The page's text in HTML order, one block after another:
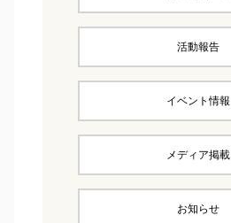
活動報告
イベント情報
メディア掲載
お知らせ